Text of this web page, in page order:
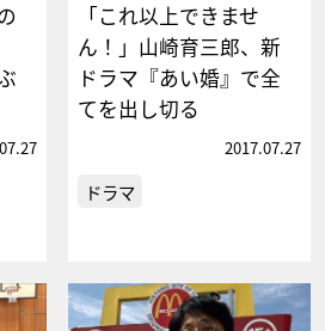
「これ以上できませ
ん！」山崎育三郎、新
ドラマ『あい婚』で全
てを出し切る
2017.07.27
ドラマ